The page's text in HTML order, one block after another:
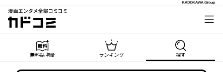
漫画エンタメ全部コミコミ
カドコミ
無料話増量 ランキング 探す